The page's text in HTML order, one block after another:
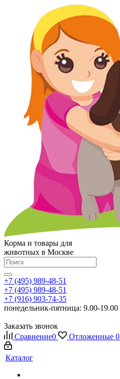
Корма и товары для
животных в Москве
+7 (495) 989-48-51
+7 (495) 989-48-51
+7 (916) 903-74-35
понедельник-пятница: 9.00-19.00
Заказать звонок
Сравнение0 Отложенные 0
Каталог